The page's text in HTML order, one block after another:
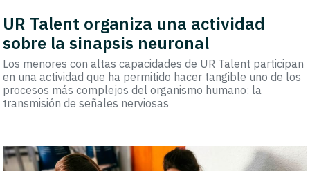
UR Talent organiza una actividad
sobre la sinapsis neuronal
Los menores con altas capacidades de UR Talent participan
en una actividad que ha permitido hacer tangible uno de los
procesos más complejos del organismo humano: la
transmisión de señales nerviosas